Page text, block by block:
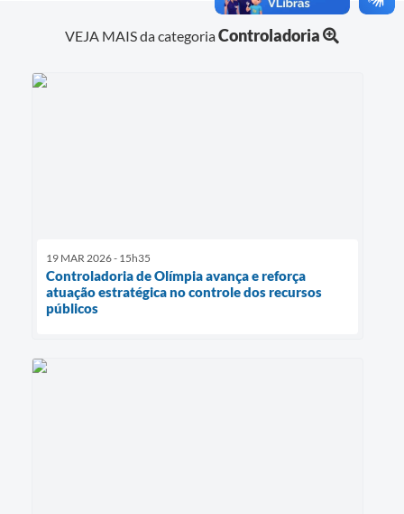
VEJA MAIS da categoriaControladoria
19 MAR 2026 - 15h35
Controladoria de Olímpia avança e reforça
atuação estratégica no controle dos recursos
públicos